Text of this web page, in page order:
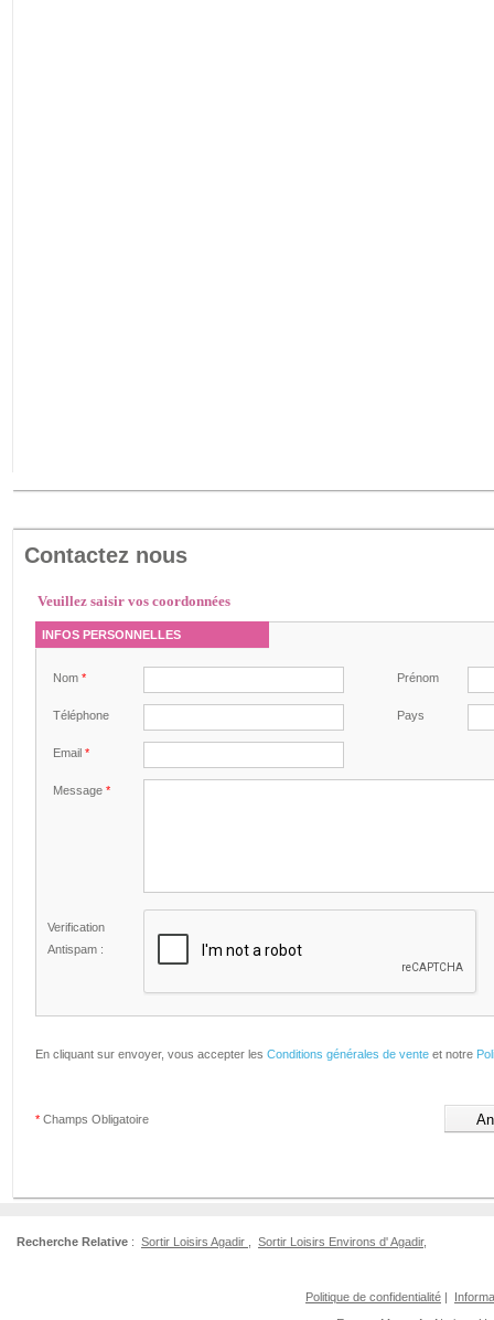
Contactez nous
Veuillez saisir vos coordonnées
INFOS PERSONNELLES
Nom * Prénom
Téléphone Pays
Email *
Message *
Verification
Antispam :
En cliquant sur envoyer, vous accepter les Conditions générales de vente et notre
* Champs Obligatoire
Recherche Relative : Sortir Loisirs Agadir Sortir Loisirs Environs d' Agadir,
Politique de confidentialité |